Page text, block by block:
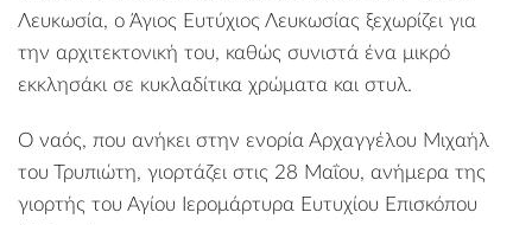
Λευκωσία, ο Άγιος Ευτύχιος Λευκωσίας ξεχωρίζει για
την αρχιτεκτονική του, καθώς συνιστά ένα μικρό
εκκλησάκι σε κυκλαδίτικα χρώματα και στυλ.
Ο ναός, που ανήκει στην ενορία Αρχαγγέλου Μιχαήλ
του Τρυπιώτη, γιορτάζει στις 28 Μαΐου, ανήμερα της
γιορτής του Αγίου Ιερομάρτυρα Ευτυχίου Επισκόπου